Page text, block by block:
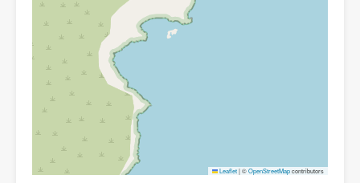
Leaflet|©OpenStreetMapcontributors